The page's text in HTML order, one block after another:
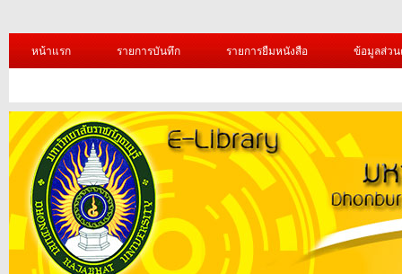
หน้าแรก รายการบันทึก รายการยืมหนังสือ ข้อมูลส่ว